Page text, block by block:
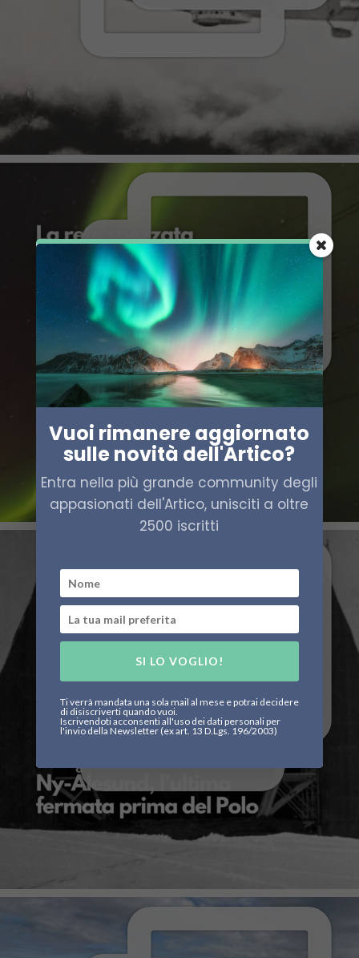
Vuoi rimanere aggiornato
sulle novità dell'Artico?
Entra nella più grande community degli
appasionati dell'Artico, unisciti a oltre
2500 iscritti
SI LO VOGLIO!
Ti verrà mandata una sola mail al mese e potrai decidere
di disiscriverti quando vuoi.
Iscrivendoti acconsenti all'uso dei dati personali per
l'invio della Newsletter (ex art. 13 D.Lgs. 196/2003)